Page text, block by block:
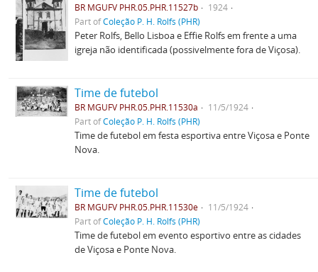
BR MGUFV PHR.05.PHR.11527b
1924
Part ofColeção P. H. Rolfs (PHR)
Peter Rolfs, Bello Lisboa e Effie Rolfs em frente a uma
igreja não identificada (possivelmente fora de Viçosa).
Time de futebol
BR MGUFV PHR.05.PHR.11530a
11/5/1924
Part ofColeção P. H. Rolfs (PHR)
Time de futebol em festa esportiva entre Viçosa e Ponte
Nova.
Time de futebol
BR MGUFV PHR.05.PHR.11530e
11/5/1924
Part ofColeção P. H. Rolfs (PHR)
Time de futebol em evento esportivo entre as cidades
de Viçosa e Ponte Nova.